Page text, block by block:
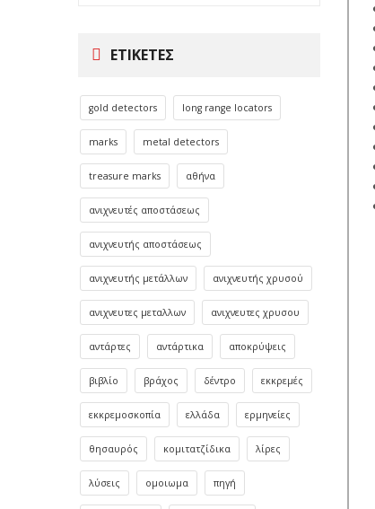
ΕΤΙΚΈΤΕΣ
gold detectors long range locators
marks metal detectors
treasure marks αθήνα
ανιχνευτές αποστάσεως
ανιχνευτής αποστάσεως
ανιχνευτής μετάλλων ανιχνευτής χρυσού
ανιχνευτες μεταλλων ανιχνευτες χρυσου
αντάρτες αντάρτικα αποκρύψεις
βιβλίο βράχος δέντρο εκκρεμές
εκκρεμοσκοπία ελλάδα ερμηνείες
θησαυρός κομιτατζίδικα λίρες
λύσεις ομοιωμα πηγή